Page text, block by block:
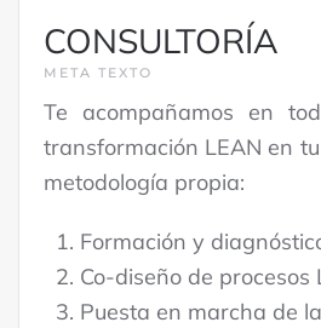
CONSULTORÍA
META TEXTO
Te acompañamos en
transformación LEAN en
metodología propia:
Formación y
Co-diseño de procesos
Puesta en marcha de